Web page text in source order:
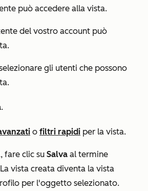
può accedere alla vista.
del vostro account può
gli utenti che possono
.
o filtri rapidi per la vista.
fare clic su Salva al termine
vista creata diventa la vista
per l'oggetto selezionato.